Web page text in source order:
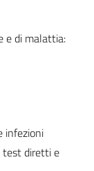
e di malattia:
infezioni
test diretti e